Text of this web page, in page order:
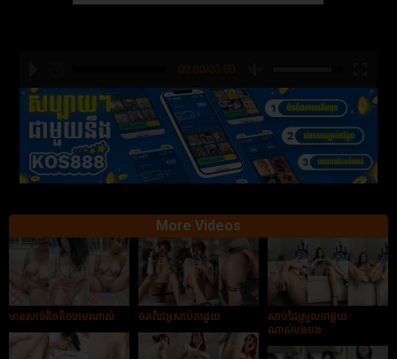
hd2880
hd2160
hd2160
hd1440
highres
hd1080
hd720
large
medium
small
tiny
00:00/00:00
More Videos
មានសាច់តិចតិចអេមណាស់ ថតវីដេអូសាប់កាដួយ
សាប់ដៃស្រួលកាដួយ
ណាស់បងបង